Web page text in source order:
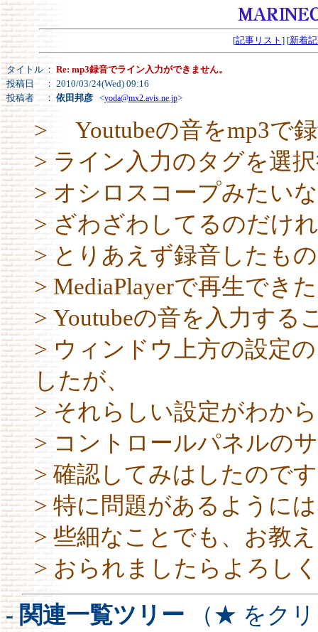
[記事リスト ] [新着
タイトル ： Re: mp3録音でライン入力ができません。
投稿日
： 2010/03/24(Wed) 09:16
投稿者
： 依田邦彦 <yoda@mx2.avis.ne.jp>
> Youtubeの音をmp3で
> ライン入力のタグを選
> オシロスコープみたい
> ざわざわしてるのだけ
> とりあえず録音したも
> MediaPlayerで再生でき
> Youtubeの音を入力する
> ウィンドウ上方の設定
したが、
> それらしい設定がわか
> コントロールパネルの
> 確認してみはしたので
> 特に問題があるように
> 些細なことでも、お教
> おられましたらよろし
- 関連一覧ツリー （★ をク